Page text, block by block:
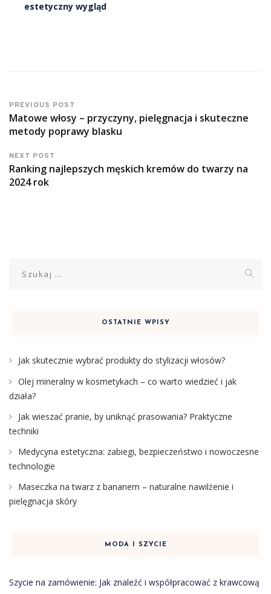
estetyczny wygląd
PREVIOUS POST
Matowe włosy – przyczyny, pielęgnacja i skuteczne
metody poprawy blasku
NEXT POST
Ranking najlepszych męskich kremów do twarzy na
2024 rok
OSTATNIE WPISY
Jak skutecznie wybrać produkty do stylizacji włosów?
Olej mineralny w kosmetykach – co warto wiedzieć i jak
działa?
Jak wieszać pranie, by uniknąć prasowania? Praktyczne
techniki
Medycyna estetyczna: zabiegi, bezpieczeństwo i nowoczesne
technologie
Maseczka na twarz z bananem – naturalne nawilżenie i
pielęgnacja skóry
MODA I SZYCIE
Szycie na zamówienie: Jak znaleźć i współpracować z krawcową